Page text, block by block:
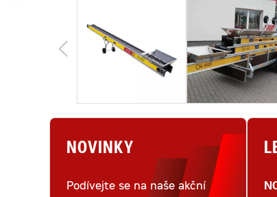
NOVINKY
Podívejte se na naše akční